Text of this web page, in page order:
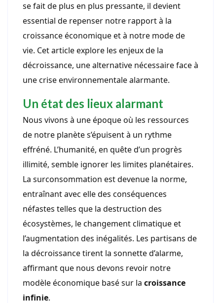
se fait de plus en plus pressante, il devient
essential de repenser notre rapport à la
croissance économique et à notre mode de
vie. Cet article explore les enjeux de la
décroissance, une alternative nécessaire face à
une crise environnementale alarmante.
Un état des lieux alarmant
Nous vivons à une époque où les ressources
de notre planète s’épuisent à un rythme
effréné. L’humanité, en quête d’un progrès
illimité, semble ignorer les limites planétaires.
La surconsommation est devenue la norme,
entraînant avec elle des conséquences
néfastes telles que la destruction des
écosystèmes, le changement climatique et
l’augmentation des inégalités. Les partisans de
la décroissance tirent la sonnette d’alarme,
affirmant que nous devons revoir notre
modèle économique basé sur la croissance
infinie.